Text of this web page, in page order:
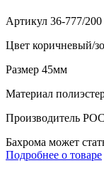
Артикул 36-777/200
Цвет коричневый/
Размер 45мм
Материал
Производитель
Бахрома может
Подробнее о товаре